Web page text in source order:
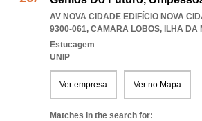
AV NOVA CIDADE EDIFÍCIO NOVA
9300-061, CAMARA LOBOS, ILHA
Estucagem
UNIP
Ver empresa Ver no Mapa
Matches in the search for: